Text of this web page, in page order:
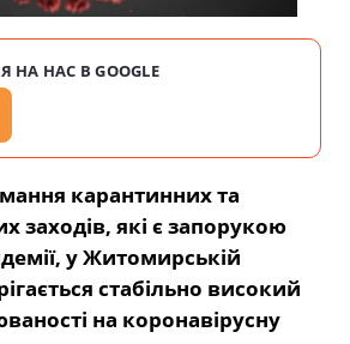
НА НАС В GOOGLE
карантинних та
заходів, які є запорукою
у Житомирській
стабільно високий
на коронавірусну